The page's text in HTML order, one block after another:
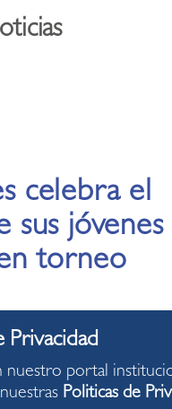
celebra el
sus jóvenes
torneo
2016 de la Escuela de
nuestro portal
Politicas de